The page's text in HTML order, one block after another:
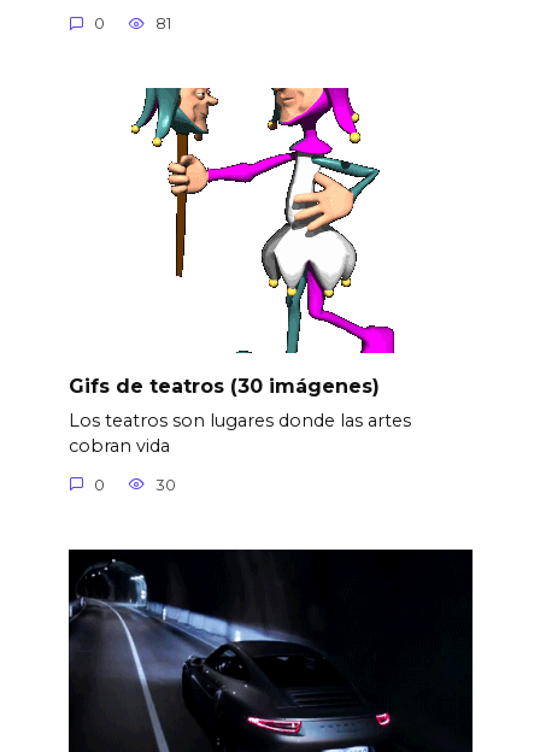
0 81
Gifs de teatros (30 imágenes)
Los teatros son lugares donde las artes
cobran vida
0 30